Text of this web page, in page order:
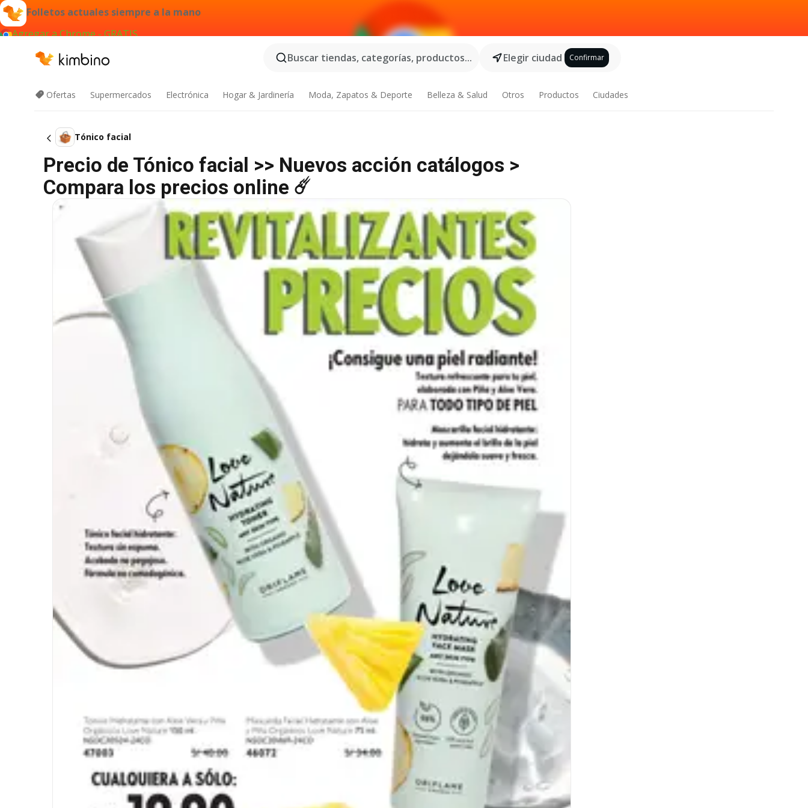
Folletos actuales siempre a la mano
Agregar a Chrome - GRATIS
Buscar tiendas, categorías, productos...
Elegir ciudad Confirmar
Ofertas Supermercados Electrónica Hogar & Jardinería Moda, Zapatos & Deporte Belleza & Salud Otros Productos Ciudades
Tónico facial
Precio de Tónico facial >> Nuevos acción catálogos >
Compara los precios online ☄️